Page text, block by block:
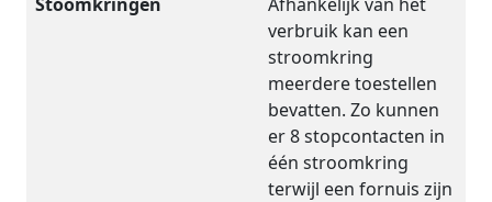
verbruik kan een
stroomkring
meerdere toestellen
bevatten. Zo kunnen
er 8 stopcontacten in
één stroomkring
terwijl een fornuis zijn